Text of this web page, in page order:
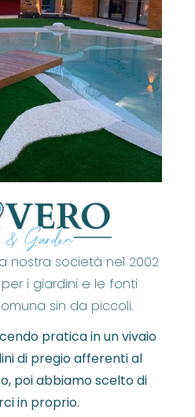
nostra società nel 2002
i giardini e le fonti
sin da piccoli.
pratica in un vivaio
di pregio afferenti al
poi abbiamo scelto di
in proprio.